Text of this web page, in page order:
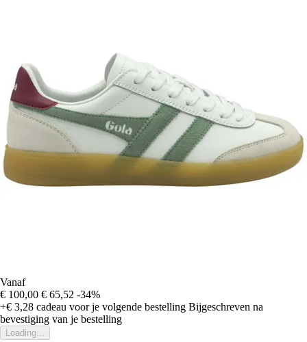
Vanaf
€ 100,00 € 65,52 -34%
+€ 3,28 cadeau voor je volgende bestelling Bijgeschreven na
bevestiging van je bestelling
Loading...